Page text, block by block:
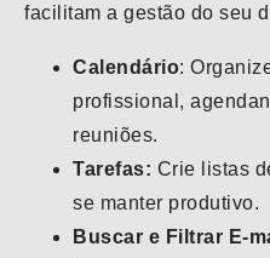
facilitam a gestão do seu
Calendário:
profissional,
reuniões.
Tarefas: Crie listas
se manter produtivo.
Buscar e Filtrar E-